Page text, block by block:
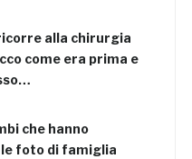
alla chirurgia
come era prima e
che hanno
le foto di famiglia